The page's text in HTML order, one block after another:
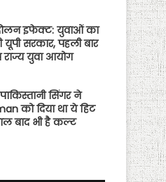
इफेक्ट: युवाओं का
सरकार, पहली बार
राज्य युवा आयोग
सिंगर ने
को दिया था ये हिट
बाद भी है कल्ट